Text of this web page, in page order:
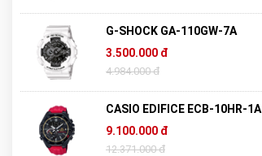
G-SHOCK GA-110GW-7A
3.500.000 đ
4.984.000 đ
CASIO EDIFICE ECB-10HR-1A
9.100.000 đ
12.371.000 đ